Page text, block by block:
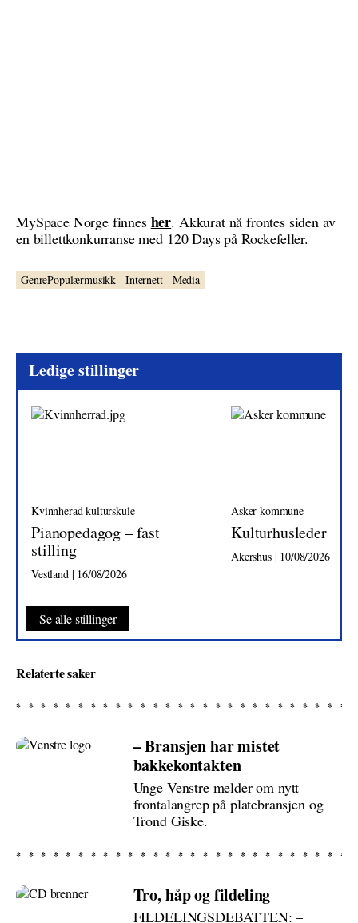
MySpace Norge finnes her. Akkurat nå frontes siden av
en billettkonkurranse med 120 Days på Rockefeller.
GenrePopulærmusikk Internett Media
Ledige stillinger
Kvinnherad kulturskule
Pianopedagog – fast
stilling
Vestland | 16/08/2026
Asker kommune
Kulturhusleder
Akershus | 10/08/2026
Se alle stillinger
Relaterte saker
– Bransjen har mistet
bakkekontakten
Unge Venstre melder om nytt
frontalangrep på platebransjen og
Trond Giske.
Tro, håp og fildeling
FILDELINGSDEBATTEN: –